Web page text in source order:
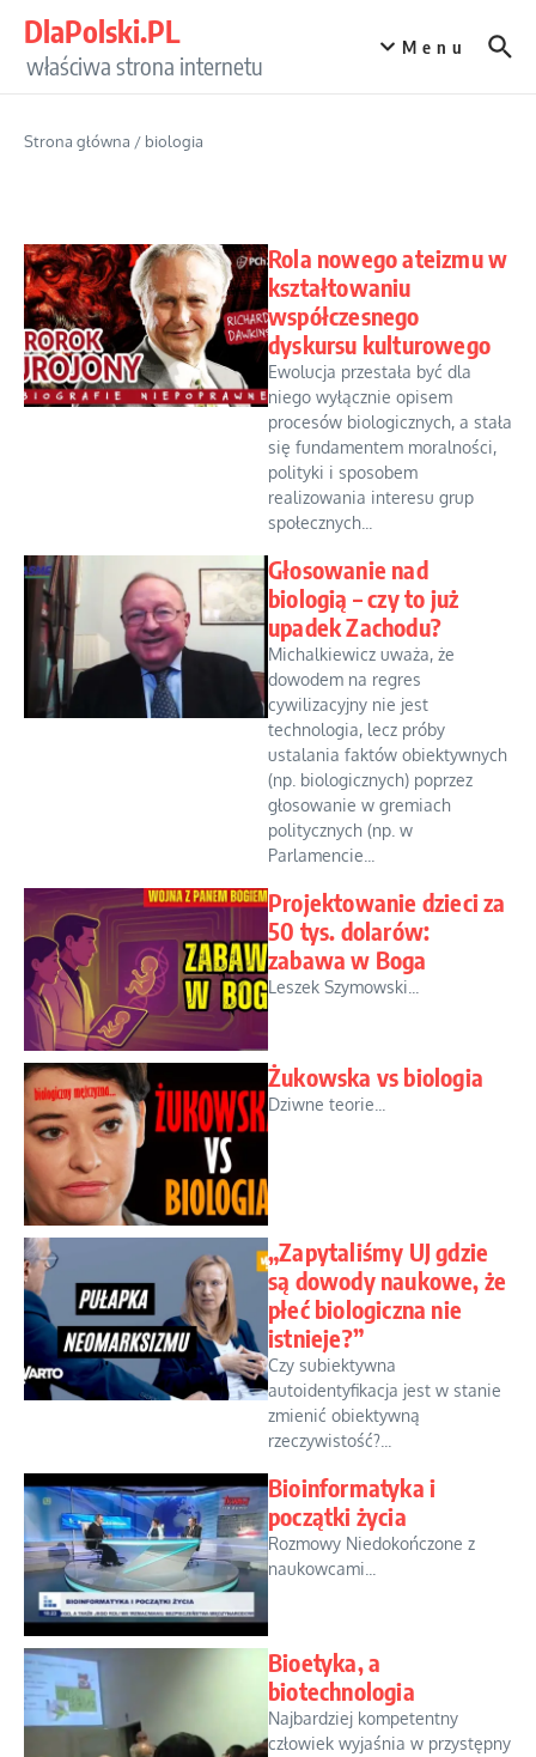
DlaPolski.PL
właściwa strona internetu
Menu
Strona główna / biologia
Rola nowego ateizmu w
kształtowaniu
współczesnego
dyskursu kulturowego
Ewolucja przestała być dla
niego wyłącznie opisem
procesów biologicznych, a stała
się fundamentem moralności,
polityki i sposobem
realizowania interesu grup
społecznych...
Głosowanie nad
biologią – czy to już
upadek Zachodu?
Michalkiewicz uważa, że
dowodem na regres
cywilizacyjny nie jest
technologia, lecz próby
ustalania faktów obiektywnych
(np. biologicznych) poprzez
głosowanie w gremiach
politycznych (np. w
Parlamencie...
Projektowanie dzieci za
50 tys. dolarów:
zabawa w Boga
Leszek Szymowski...
Żukowska vs biologia
Dziwne teorie...
„Zapytaliśmy UJ gdzie
są dowody naukowe, że
płeć biologiczna nie
istnieje?”
Czy subiektywna
autoidentyfikacja jest w stanie
zmienić obiektywną
rzeczywistość?...
Bioinformatyka i
początki życia
Rozmowy Niedokończone z
naukowcami...
Bioetyka, a
biotechnologia
Najbardziej kompetentny
człowiek wyjaśnia w przystępny